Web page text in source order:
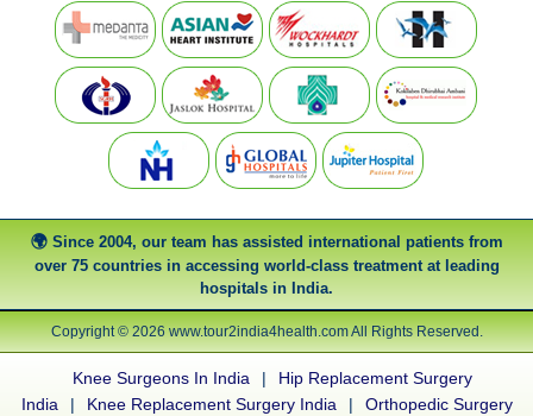
Since 2004, our team has assisted international patients from
over 75 countries in accessing world-class treatment at leading
hospitals in India.
Copyright © 2026 www.tour2india4health.com All Rights Reserved.
Knee Surgeons In India |
Hip Replacement Surgery
India
| Knee Replacement Surgery India |
Orthopedic Surgery